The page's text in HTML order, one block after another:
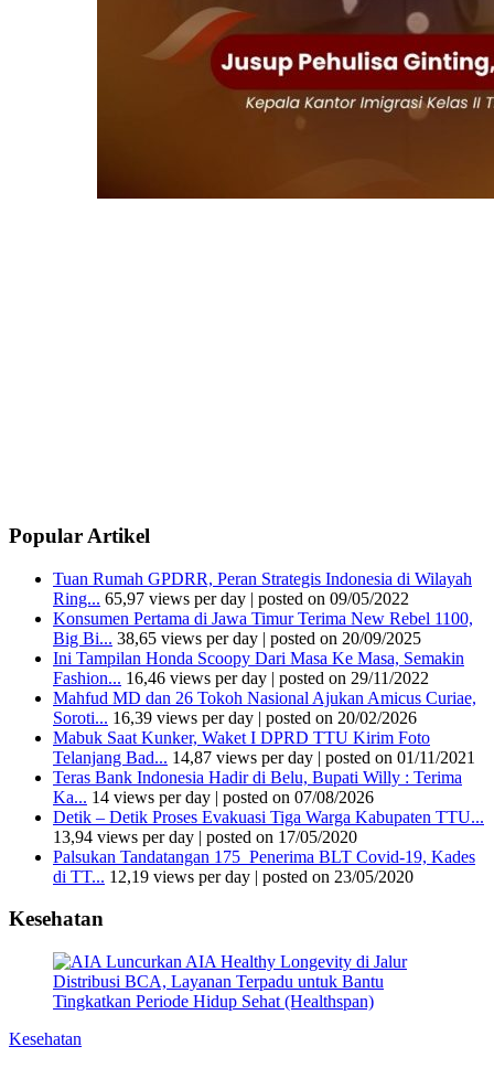
Popular Artikel
Tuan Rumah GPDRR, Peran Strategis Indonesia di Wilayah
Ring... 65,97 views per day | posted on 09/05/2022
Konsumen Pertama di Jawa Timur Terima New Rebel 1100,
Big Bi... 38,65 views per day | posted on 20/09/2025
Ini Tampilan Honda Scoopy Dari Masa Ke Masa, Semakin
Fashion... 16,46 views per day | posted on 29/11/2022
Mahfud MD dan 26 Tokoh Nasional Ajukan Amicus Curiae,
Soroti... 16,39 views per day | posted on 20/02/2026
Mabuk Saat Kunker, Waket I DPRD TTU Kirim Foto
Telanjang Bad... 14,87 views per day | posted on 01/11/2021
Teras Bank Indonesia Hadir di Belu, Bupati Willy : Terima
Ka... 14 views per day | posted on 07/08/2026
Detik – Detik Proses Evakuasi Tiga Warga Kabupaten TTU...
13,94 views per day | posted on 17/05/2020
Palsukan Tandatangan 175 Penerima BLT Covid-19, Kades
di TT... 12,19 views per day | posted on 23/05/2020
Kesehatan
Kesehatan